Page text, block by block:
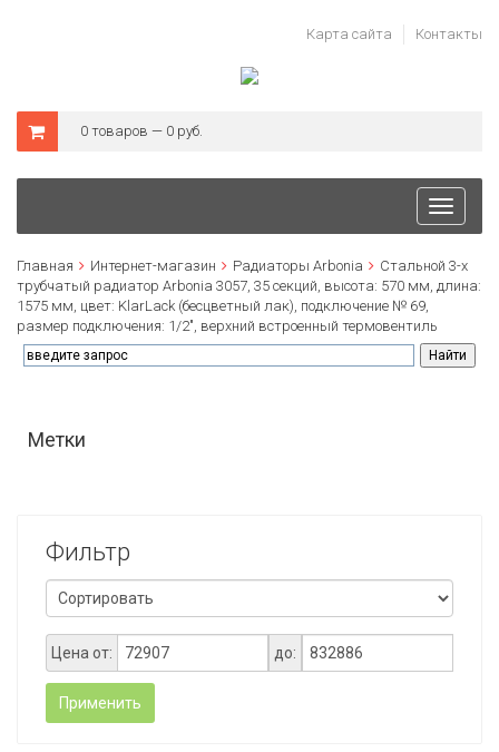
Карта сайта Контакты
0 товаров — 0 руб.
Toggle
Главная Интернет-магазин Радиаторы Arbonia
Стальной 3-х
трубчатый радиатор Arbonia 3057, 35 секций, высота: 570 мм, длина:
1575 мм, цвет: KlarLack (бесцветный лак), подключение № 69,
размер подключения: 1/2", верхний встроенный термовентиль
Метки
Фильтр
Цена от: до:
Применить